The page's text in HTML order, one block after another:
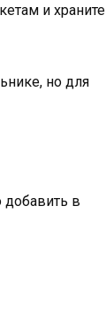
и храните
но для
добавить в